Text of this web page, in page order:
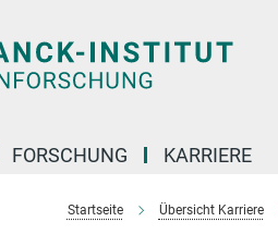
FORSCHUNG KARRIERE
Startseite Übersicht Karriere